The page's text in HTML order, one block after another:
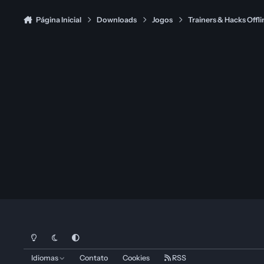
Página Inicial Downloads Jogos Trainers & Hacks
Modo ClaroDark ModeSystem Preference
Idiomas Contato Cookies RSS